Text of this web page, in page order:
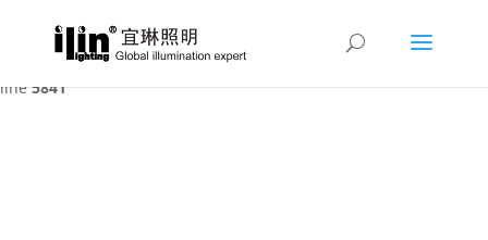
Warning : A non-numeric value encountered in
/var/www/html/ilin/wp-content/themes/Divi/functions.php
line5841